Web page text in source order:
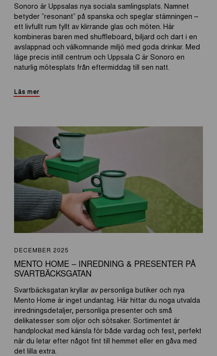
Sonoro är Uppsalas nya sociala samlingsplats. Namnet
betyder ”resonant” på spanska och speglar stämningen –
ett livfullt rum fyllt av klirrande glas och möten. Här
kombineras baren med shuffleboard, biljard och dart i en
avslappnad och välkomnande miljö med goda drinkar. Med
läge precis intill centrum och Uppsala C är Sonoro en
naturlig mötesplats från eftermiddag till sen natt.
Läs mer
DECEMBER 2025
MENTO HOME – INREDNING & PRESENTER PÅ
SVARTBÄCKSGATAN
Svartbäcksgatan kryllar av personliga butiker och nya
Mento Home är inget undantag. Här hittar du noga utvalda
inredningsdetaljer, personliga presenter och små
delikatesser som oljor och sötsaker. Sortimentet är
handplockat med känsla för både vardag och fest, perfekt
när du letar efter något fint till hemmet eller en gåva med
det lilla extra.